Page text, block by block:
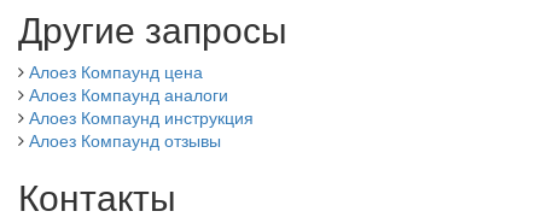
Другие запросы
Алоез Компаунд цена
Алоез Компаунд аналоги
Алоез Компаунд инструкция
Алоез Компаунд отзывы
Контакты